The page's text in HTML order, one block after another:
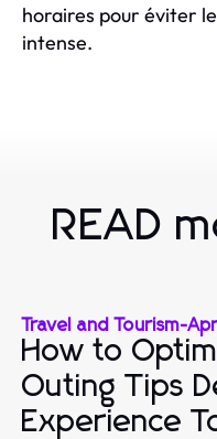
horaires pour éviter
intense.
READ
Travel and Tourism-
How to
Outing Tips
Experience